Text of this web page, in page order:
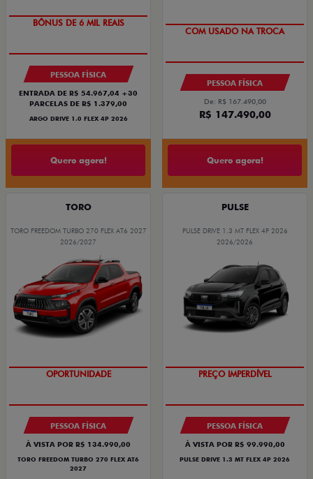
PESSOA FÍSICA
ENTRADA DE R$ 54.967,04 +30
PARCELAS DE R$ 1.379,00
ARGO DRIVE 1.0 FLEX 4P 2026
Quero agora!
PESSOA FÍSICA
De: R$ 167.490,00
R$ 147.490,00
Quero agora!
TORO
TORO FREEDOM TURBO 270 FLEX AT6 2027
2026/2027
PESSOA FÍSICA
À VISTA POR R$ 134.990,00
TORO FREEDOM TURBO 270 FLEX AT6
2027
PULSE
PULSE DRIVE 1.3 MT FLEX 4P 2026
2026/2026
PREÇO IMPERDÍVEL
PESSOA FÍSICA
À VISTA POR R$ 99.990,00
PULSE DRIVE 1.3 MT FLEX 4P 2026